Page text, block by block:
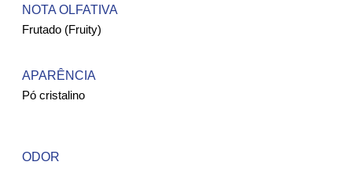
NOTA OLFATIVA
Frutado (Fruity)
APARÊNCIA
Pó cristalino
ODOR